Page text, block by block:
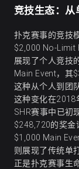
竞技生态：从
扑克赛事的竞技
$2,000 No-Limit
展现了个人竞技
Main Event，其
这种从个人到团
这种变化在2018
SHR赛事中已初
$248,720的奖金
$1,000 Main
则展现了传统单
正是扑克赛事生